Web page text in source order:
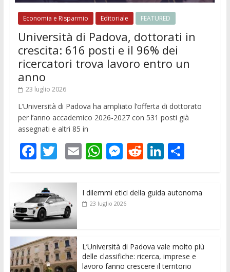
Economia e Risparmio Editoriale FEATURED
Università di Padova, dottorati in
crescita: 616 posti e il 96% dei
ricercatori trova lavoro entro un
anno
23 luglio 2026
L’Università di Padova ha ampliato l’offerta di dottorato
per l’anno accademico 2026-2027 con 531 posti già
assegnati e altri 85 in
F
e
b
o
o
k
T
itt
er
E
ai
l
W
s
p
M
ss
e
er
R
di
Li
e
C
di
I dilemmi etici della guida autonoma
23 luglio 2026
L’Università di Padova vale molto più
delle classifiche: ricerca, imprese e
lavoro fanno crescere il territorio